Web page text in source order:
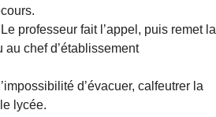
professeur fait l’appel, puis remet la
au chef d’établissement
d’évacuer, calfeutrer la
lycée.